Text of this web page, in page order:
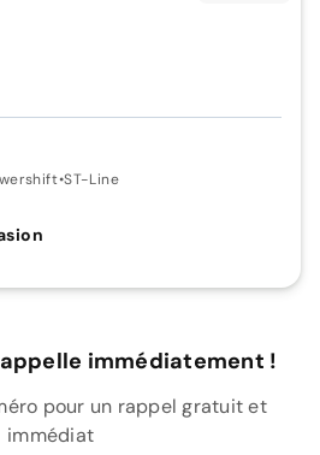
•ST-Line
immédiatement !
pour un rappel gratuit et
immédiat